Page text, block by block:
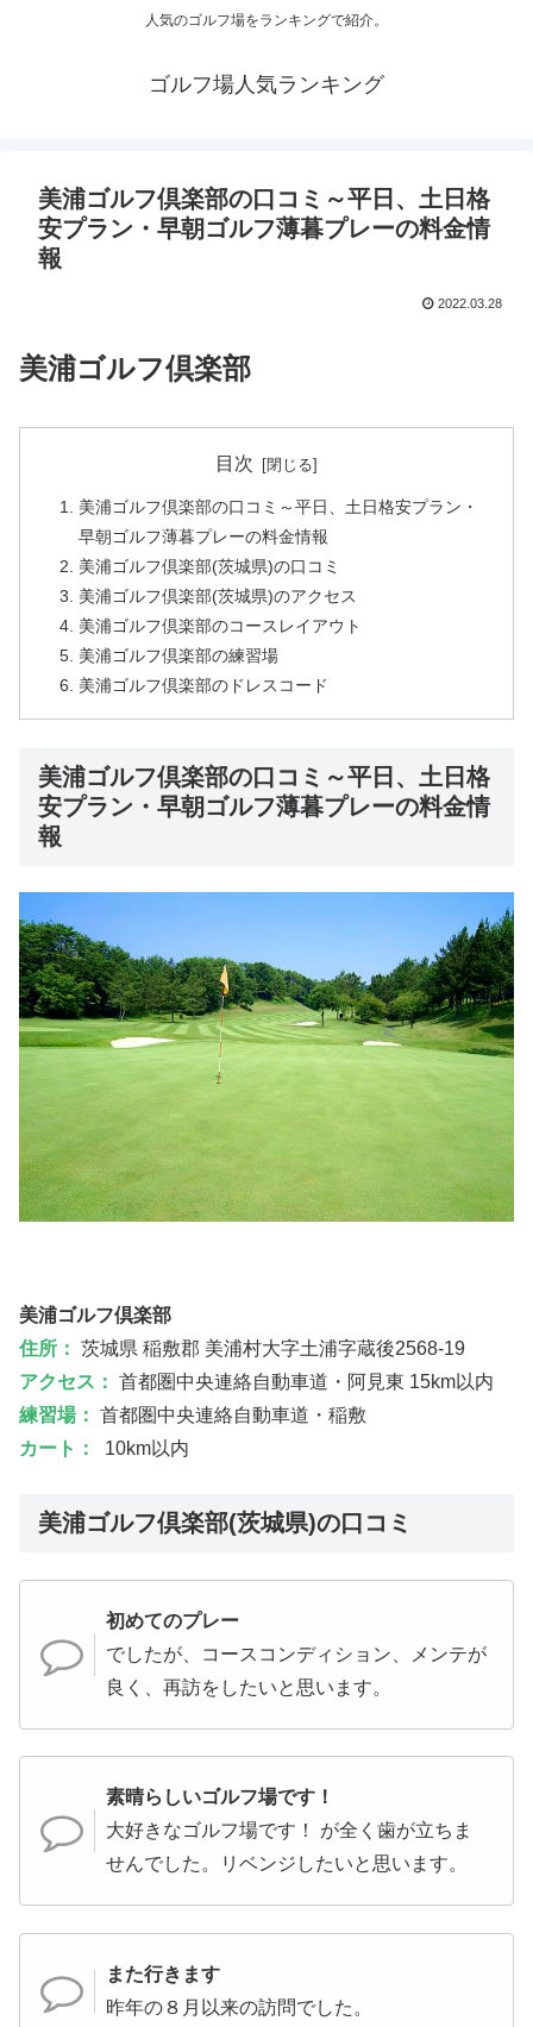
人気のゴルフ場をランキングで紹介。
ゴルフ場人気ランキング
美浦ゴルフ倶楽部の口コミ～平日、土日格
安プラン・早朝ゴルフ薄暮プレーの料金情
報
2022.03.28
美浦ゴルフ倶楽部
目次
美浦ゴルフ倶楽部の口コミ～平日、土日格安プラン・
早朝ゴルフ薄暮プレーの料金情報
美浦ゴルフ倶楽部(茨城県)の口コミ
美浦ゴルフ倶楽部(茨城県)のアクセス
美浦ゴルフ倶楽部のコースレイアウト
美浦ゴルフ倶楽部の練習場
美浦ゴルフ倶楽部のドレスコード
美浦ゴルフ倶楽部の口コミ～平日、土日格
安プラン・早朝ゴルフ薄暮プレーの料金情
報
美浦ゴルフ倶楽部
住所： 茨城県 稲敷郡 美浦村大字土浦字蔵後2568-19
アクセス： 首都圏中央連絡自動車道・阿見東 15km以内
練習場： 首都圏中央連絡自動車道・稲敷
カート：
10km以内
美浦ゴルフ倶楽部(茨城県)の口コミ
初めてのプレー
でしたが、コースコンディション、メンテが
良く、再訪をしたいと思います。
素晴らしいゴルフ場です！
大好きなゴルフ場です！ が全く歯が立ちま
せんでした。リベンジしたいと思います。
また行きます
昨年の８月以来の訪問でした。